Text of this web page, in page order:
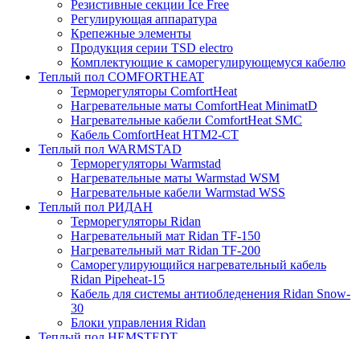
Резистивные секции Ice Free
Регулирующая аппаратура
Крепежные элементы
Продукция серии TSD electro
Комплектующие к саморегулирующемуся кабелю
Теплый пол COMFORTHEAT
Терморегуляторы ComfortHeat
Нагревательные маты ComfortHeat MinimatD
Нагревательные кабели ComfortHeat SMC
Кабель ComfortHeat HTM2-CT
Теплый пол WARMSTAD
Терморегуляторы Warmstad
Нагревательные маты Warmstad WSM
Нагревательные кабели Warmstad WSS
Теплый пол РИДАН
Терморегуляторы Ridan
Нагревательный мат Ridan TF-150
Нагревательный мат Ridan TF-200
Саморегулирующийся нагревательный кабель
Ridan Pipeheat-15
Кабель для системы антиобледенения Ridan Snow-
30
Блоки управления Ridan